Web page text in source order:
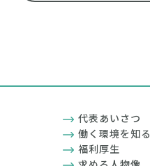
代表あいさつ
働く環境を知る
福利厚生